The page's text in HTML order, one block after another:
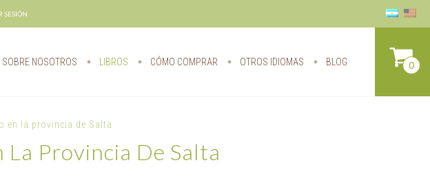
SESIÓN
SOBRE NOSOTROS LIBROS CÓMO COMPRAR OTROS IDIOMAS BLOG 0
en la provincia de Salta
Provincia De Salta